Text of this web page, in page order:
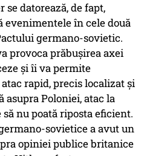
datorează, de fapt,
evenimentele în cele două
germano-sovietic.
provoca prăbușirea axei
și îi va permite
rapid, precis localizat și
asupra Poloniei, atac la
nu poată riposta eficient.
sovietice a avut un
opiniei publice britanice